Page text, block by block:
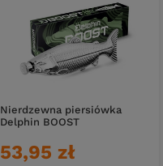
Nierdzewna piersiówka
Delphin BOOST
53,95 zł